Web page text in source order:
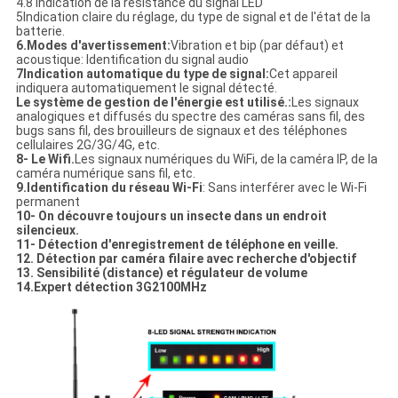
4.8 Indication de la résistance du signal LED
5Indication claire du réglage, du type de signal et de l'état de la
batterie.
6.Modes d'avertissement:Vibration et bip (par défaut) et
acoustique: Identification du signal audio
7Indication automatique du type de signal :Cet appareil
indiquera automatiquement le signal détecté.
Le système de gestion de l'énergie est utilisé.:Les signaux
analogiques et diffusés du spectre des caméras sans fil, des
bugs sans fil, des brouilleurs de signaux et des téléphones
cellulaires 2G/3G/4G, etc.
8- Le Wifi.Les signaux numériques du WiFi, de la caméra IP, de la
caméra numérique sans fil, etc.
9.Identification du réseau Wi-Fi: Sans interférer avec le Wi-Fi
permanent
10- On découvre toujours un insecte dans un endroit
silencieux.
11- Détection d'enregistrement de téléphone en veille.
12. Détection par caméra filaire avec recherche d'objectif
13. Sensibilité (distance) et régulateur de volume
14.Expert détection 3G2100MHz